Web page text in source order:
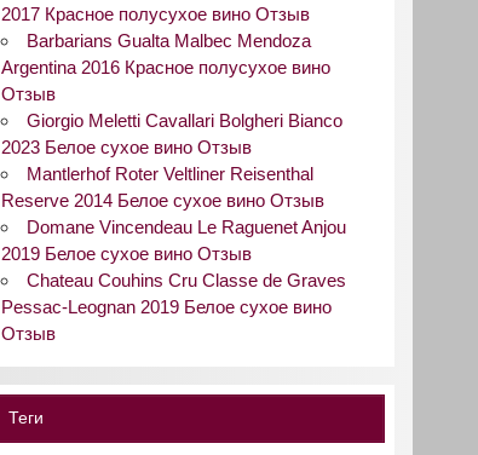
2017 Красное полусухое вино Отзыв
Barbarians Gualta Malbec Mendoza
Argentina 2016 Красное полусухое вино
Отзыв
Giorgio Meletti Cavallari Bolgheri Bianco
2023 Белое сухое вино Отзыв
Mantlerhof Roter Veltliner Reisenthal
Reserve 2014 Белое сухое вино Отзыв
Domane Vincendeau Le Raguenet Anjou
2019 Белое сухое вино Отзыв
Chateau Couhins Cru Classe de Graves
Pessac-Leognan 2019 Белое сухое вино
Отзыв
Теги